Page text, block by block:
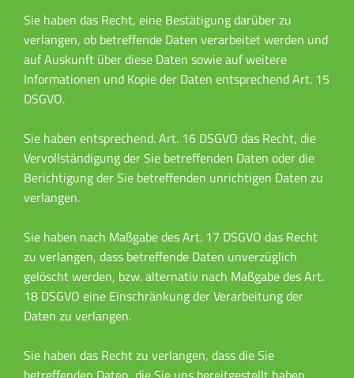
Sie haben das Recht, eine Bestätigung darüber zu
verlangen, ob betreffende Daten verarbeitet werden und
auf Auskunft über diese Daten sowie auf weitere
Informationen und Kopie der Daten entsprechend Art. 15
DSGVO.
Sie haben entsprechend. Art. 16 DSGVO das Recht, die
Vervollständigung der Sie betreffenden Daten oder die
Berichtigung der Sie betreffenden unrichtigen Daten zu
verlangen.
Sie haben nach Maßgabe des Art. 17 DSGVO das Recht
zu verlangen, dass betreffende Daten unverzüglich
gelöscht werden, bzw. alternativ nach Maßgabe des Art.
18 DSGVO eine Einschränkung der Verarbeitung der
Daten zu verlangen.
Sie haben das Recht zu verlangen, dass die Sie